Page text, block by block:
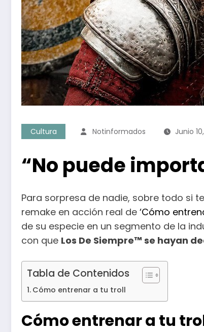
Cultura Notinformados Junio
“No puede
Para sorpresa de nadie, sobre todo si
remake en acción real de ‘Cómo
de su especie en un segmento de la
con que Los De Siempre™ se hayan
Tabla de Contenidos
Cómo entrenar a tu troll
Cómo entrenar a tu